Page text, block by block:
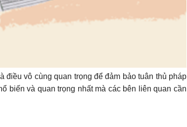
vô cùng quan trọng để đảm bảo tuân thủ pháp
biến và quan trọng nhất mà các bên liên quan cần